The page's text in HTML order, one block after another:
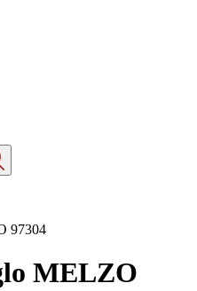
97304
MELZO